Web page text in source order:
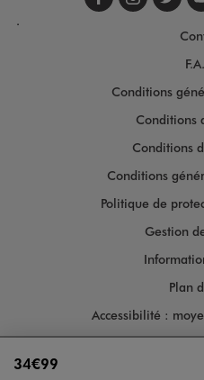
34€99
Suivez-
.
Conditions
Conditions
Conditions
Conditions
Politique de
Gestion
Plan
Accessibilité :